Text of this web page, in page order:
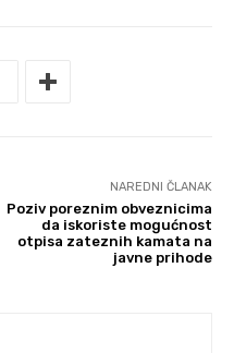
NAREDNI ČLANAK
Poziv poreznim obveznicima
da iskoriste mogućnost
otpisa zateznih kamata na
javne prihode